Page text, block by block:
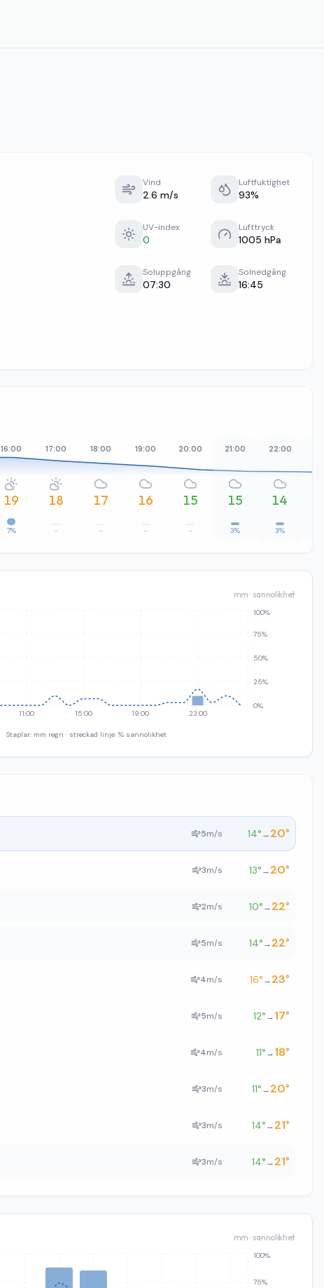
Vind
2.6 m/s
Luftfuktighet
93%
UV-index
0
Lufttryck
1005 hPa
Soluppgång
07:30
Solnedgång
16:45
16:00
19
7%
17:00
18
–
18:00
17
–
19:00
16
–
20:00
15
–
21:00
15
3%
22:00
14
3%
mm · sannolikhet
11:00 15:00 19:00 23:00
0%
25%
50%
75%
100%
Staplar: mm regn · streckad linje: % sannolikhet
5m/s 14°→20°
3m/s 13°→20°
2m/s 10°→22°
5m/s 14°→22°
4m/s 16°→23°
5m/s 12°→17°
4m/s 11°→18°
3m/s 11°→20°
3m/s 14°→21°
3m/s 14°→21°
mm · sannolikhet
75%
100%